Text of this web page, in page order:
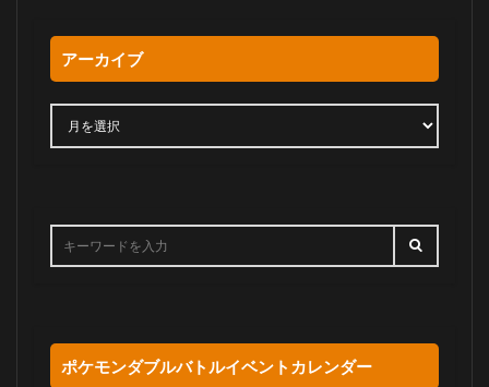
アーカイブ
ポケモンダブルバトルイベントカレンダー